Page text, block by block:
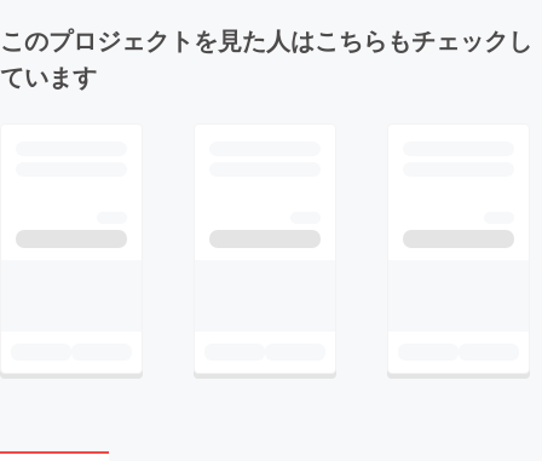
このプロジェクトを見た人はこちらもチェックし
ています